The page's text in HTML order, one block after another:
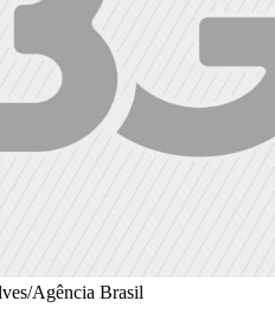
Agência Brasil